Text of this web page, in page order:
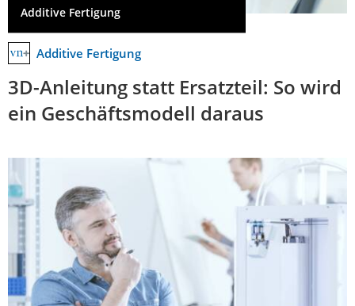
Additive Fertigung
Additive Fertigung
3D-Anleitung statt Ersatzteil: So wird
ein Geschäftsmodell daraus